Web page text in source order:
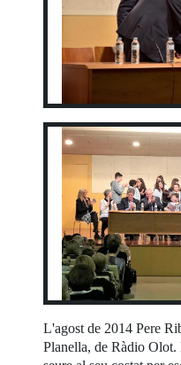
L'agost de 2014 Pere
Planella, de Ràdio